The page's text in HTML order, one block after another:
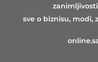
sve o biznisu, modi,